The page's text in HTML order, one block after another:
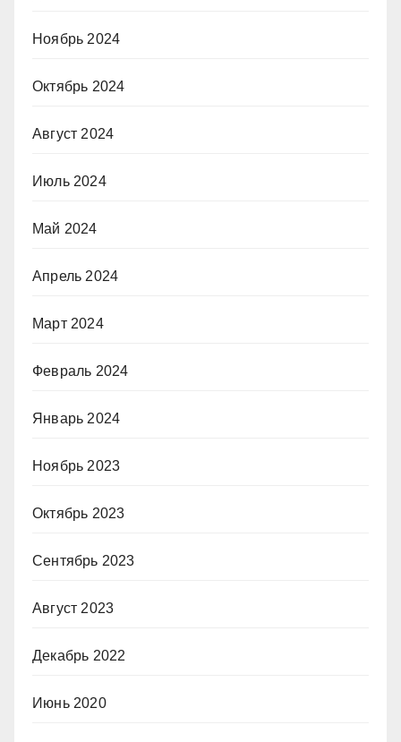
Ноябрь 2024
Октябрь 2024
Август 2024
Июль 2024
Май 2024
Апрель 2024
Март 2024
Февраль 2024
Январь 2024
Ноябрь 2023
Октябрь 2023
Сентябрь 2023
Август 2023
Декабрь 2022
Июнь 2020